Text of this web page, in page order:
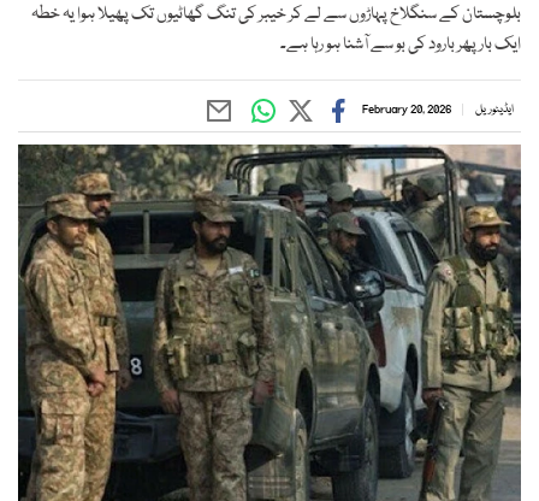
بلوچستان کے سنگلاخ پہاڑوں سے لے کر خیبر کی تنگ گھاٹیوں تک پھیلا ہوا یہ خطہ
ایک بار پھر بارود کی بو سے آشنا ہو رہا ہے۔
ایڈیٹوریل February 20, 2026